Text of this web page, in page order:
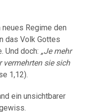
Regime den
das Volk Gottes
Und doch: „Je mehr
vermehrten sie sich
1,12).
ein unsichtbarer